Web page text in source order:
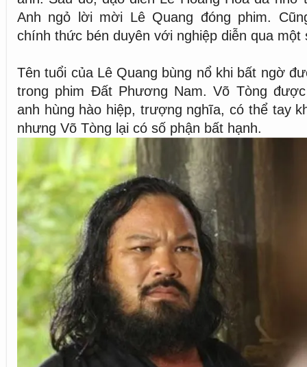
Anh ngỏ lời mời Lê Quang đóng phim.
chính thức bén duyên với nghiệp diễn qua một
Tên tuổi của Lê Quang bùng nổ khi bất ngờ
trong phim Đất Phương Nam. Võ Tòng
anh hùng hào hiệp, trượng nghĩa, có thể tay
nhưng Võ Tòng lại có số phận bất hạnh.